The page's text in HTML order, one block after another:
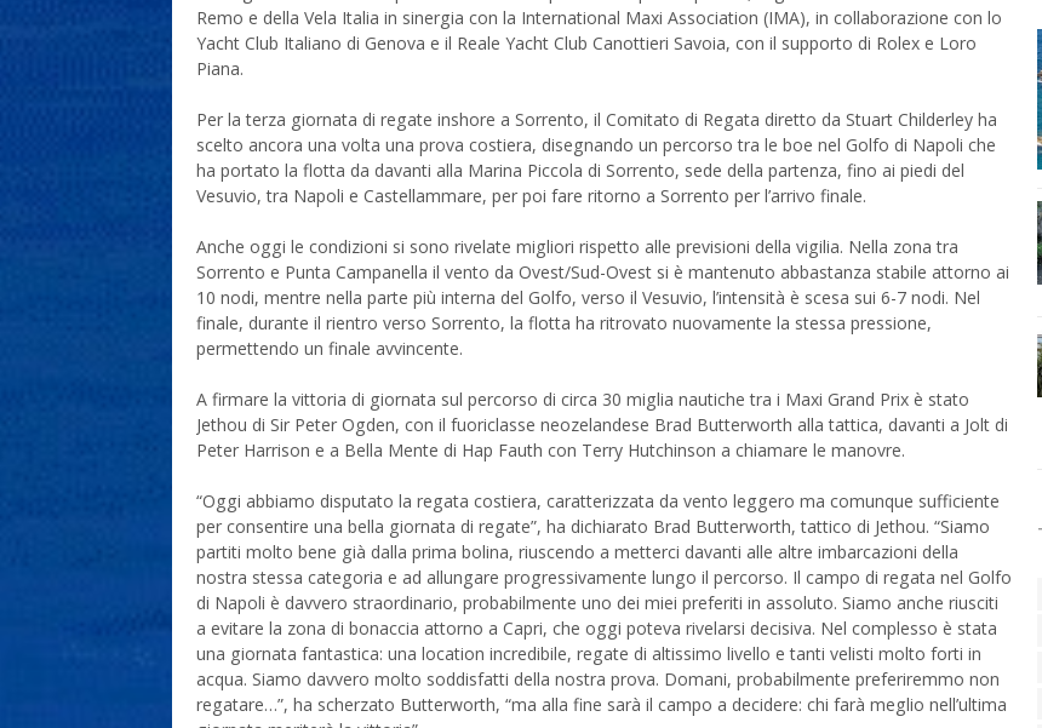
Remo e della Vela Italia in sinergia con la International Maxi Association (IMA), in collaborazione con lo
Yacht Club Italiano di Genova e il Reale Yacht Club Canottieri Savoia, con il supporto di Rolex e Loro
Piana.
Per la terza giornata di regate inshore a Sorrento, il Comitato di Regata diretto da Stuart Childerley ha
scelto ancora una volta una prova costiera, disegnando un percorso tra le boe nel Golfo di Napoli che
ha portato la flotta da davanti alla Marina Piccola di Sorrento, sede della partenza, fino ai piedi del
Vesuvio, tra Napoli e Castellammare, per poi fare ritorno a Sorrento per l’arrivo finale.
Anche oggi le condizioni si sono rivelate migliori rispetto alle previsioni della vigilia. Nella zona tra
Sorrento e Punta Campanella il vento da Ovest/Sud-Ovest si è mantenuto abbastanza stabile attorno ai
10 nodi, mentre nella parte più interna del Golfo, verso il Vesuvio, l’intensità è scesa sui 6-7 nodi. Nel
finale, durante il rientro verso Sorrento, la flotta ha ritrovato nuovamente la stessa pressione,
permettendo un finale avvincente.
A firmare la vittoria di giornata sul percorso di circa 30 miglia nautiche tra i Maxi Grand Prix è stato
Jethou di Sir Peter Ogden, con il fuoriclasse neozelandese Brad Butterworth alla tattica, davanti a Jolt di
Peter Harrison e a Bella Mente di Hap Fauth con Terry Hutchinson a chiamare le manovre.
“Oggi abbiamo disputato la regata costiera, caratterizzata da vento leggero ma comunque sufficiente
per consentire una bella giornata di regate”, ha dichiarato Brad Butterworth, tattico di Jethou. “Siamo
partiti molto bene già dalla prima bolina, riuscendo a metterci davanti alle altre imbarcazioni della
nostra stessa categoria e ad allungare progressivamente lungo il percorso. Il campo di regata nel Golfo
di Napoli è davvero straordinario, probabilmente uno dei miei preferiti in assoluto. Siamo anche riusciti
a evitare la zona di bonaccia attorno a Capri, che oggi poteva rivelarsi decisiva. Nel complesso è stata
una giornata fantastica: una location incredibile, regate di altissimo livello e tanti velisti molto forti in
acqua. Siamo davvero molto soddisfatti della nostra prova. Domani, probabilmente preferiremmo non
regatare…”, ha scherzato Butterworth, “ma alla fine sarà il campo a decidere: chi farà meglio nell’ultima